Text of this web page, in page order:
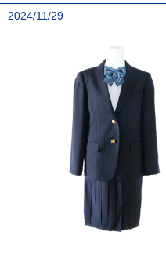
2024/11/29